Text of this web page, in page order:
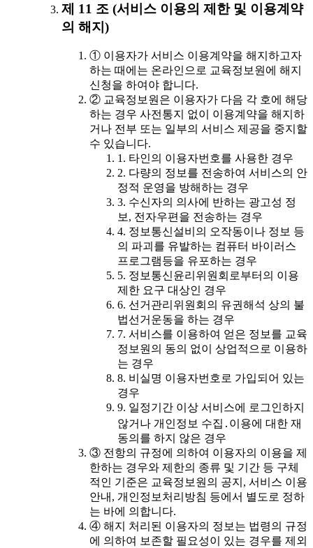
제 11 조 (서비스 이용의 제한 및 이용계약
의 해지)
① 이용자가 서비스 이용계약을 해지하고자
하는 때에는 온라인으로 교육정보원에 해지
신청을 하여야 합니다.
② 교육정보원은 이용자가 다음 각 호에 해당
하는 경우 사전통지 없이 이용계약을 해지하
거나 전부 또는 일부의 서비스 제공을 중지할
수 있습니다.
1. 타인의 이용자번호를 사용한 경우
2. 다량의 정보를 전송하여 서비스의 안
정적 운영을 방해하는 경우
3. 수신자의 의사에 반하는 광고성 정
보, 전자우편을 전송하는 경우
4. 정보통신설비의 오작동이나 정보 등
의 파괴를 유발하는 컴퓨터 바이러스
프로그램등을 유포하는 경우
5. 정보통신윤리위원회로부터의 이용
제한 요구 대상인 경우
6. 선거관리위원회의 유권해석 상의 불
법선거운동을 하는 경우
7. 서비스를 이용하여 얻은 정보를 교육
정보원의 동의 없이 상업적으로 이용하
는 경우
8. 비실명 이용자번호로 가입되어 있는
경우
9. 일정기간 이상 서비스에 로그인하지
않거나 개인정보 수집․이용에 대한 재
동의를 하지 않은 경우
③ 전항의 규정에 의하여 이용자의 이용을 제
한하는 경우와 제한의 종류 및 기간 등 구체
적인 기준은 교육정보원의 공지, 서비스 이용
안내, 개인정보처리방침 등에서 별도로 정하
는 바에 의합니다.
④ 해지 처리된 이용자의 정보는 법령의 규정
에 의하여 보존할 필요성이 있는 경우를 제외